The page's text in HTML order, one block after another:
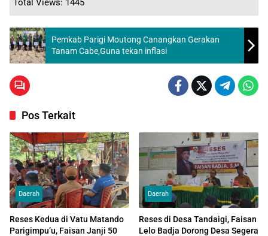
Total Views: 1445
Pemkab Parigi Moutong Canangkan Gerakan
Tanam Cabe,Guna tekan inflasi
Pos Terkait
Daerah
Reses Kedua di Vatu Matando
Parigimpu’u, Faisan Janji 50
Daerah
Reses di Desa Tandaigi, Faisan
Lelo Badja Dorong Desa Segera